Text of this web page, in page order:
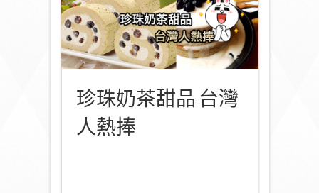
珍珠奶茶甜品 台灣
人熱捧